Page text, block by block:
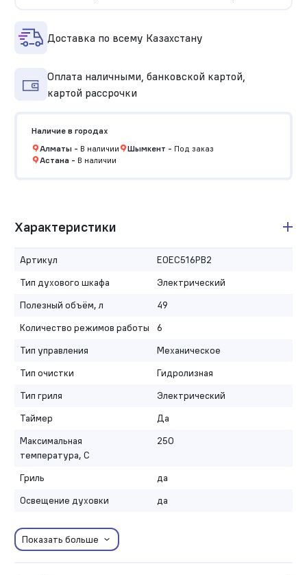
Доставка по всему Казахстану
Оплата наличными, банковской картой,
картой рассрочки
Наличие в городах
Алматы- В наличии Шымкент - Под заказ
Астана- В наличии
Характеристики
Артикул
EOEC516PB2
Тип духового шкафа
Электрический
Полезный объём, л
49
Количество режимов работы
6
Тип управления
Механическое
Тип очистки
Гидролизная
Тип гриля
Электрический
Таймер
Да
Максимальная
температура, С
250
Гриль
да
Освещение духовки
да
Показать больше